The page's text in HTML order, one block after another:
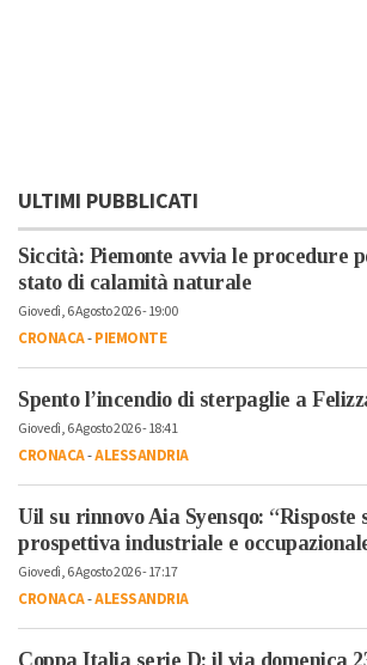
ULTIMI PUBBLICATI
Siccità: Piemonte avvia le procedure
stato di calamità naturale
Giovedì, 6 Agosto 2026 - 19:00
CRONACA-PIEMONTE
Spento l’incendio di sterpaglie a
Giovedì, 6 Agosto 2026 - 18:41
CRONACA-ALESSANDRIA
Uil su rinnovo Aia Syensqo: “Risposte
prospettiva industriale e
Giovedì, 6 Agosto 2026 - 17:17
CRONACA-ALESSANDRIA